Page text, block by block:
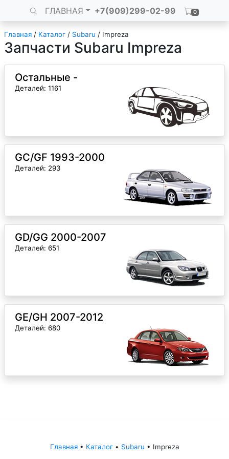
ГЛАВНАЯ +7(909)299-02-99 0
Главная / Каталог / Subaru / Impreza
Запчасти Subaru Impreza
Остальные -
Деталей: 1161
GC/GF 1993-2000
Деталей: 293
GD/GG 2000-2007
Деталей: 651
GE/GH 2007-2012
Деталей: 680
Главная• Каталог• Subaru • Impreza